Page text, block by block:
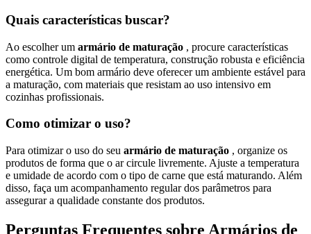
Quais características buscar?
Ao escolher um armário de maturação , procure características
como controle digital de temperatura, construção robusta e eficiência
energética. Um bom armário deve oferecer um ambiente estável para
a maturação, com materiais que resistam ao uso intensivo em
cozinhas profissionais.
Como otimizar o uso?
Para otimizar o uso do seu armário de maturação , organize os
produtos de forma que o ar circule livremente. Ajuste a temperatura
e umidade de acordo com o tipo de carne que está maturando. Além
disso, faça um acompanhamento regular dos parâmetros para
assegurar a qualidade constante dos produtos.
Perguntas Frequentes sobre Armários de